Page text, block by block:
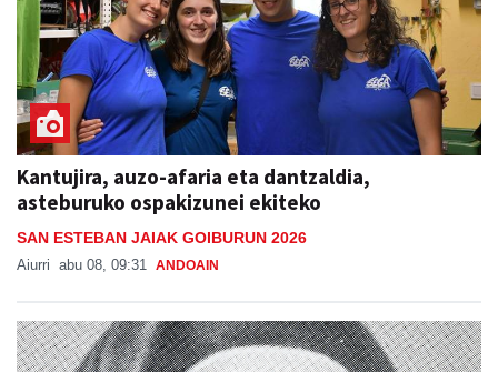
Kantujira, auzo-afaria eta dantzaldia,
asteburuko ospakizunei ekiteko
SAN ESTEBAN JAIAK GOIBURUN 2026
Aiurri abu 08, 09:31 ANDOAIN